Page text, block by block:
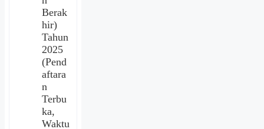
Berak
hir)
Tahun
2025
(Pend
aftara
n
Terbu
ka,
Waktu